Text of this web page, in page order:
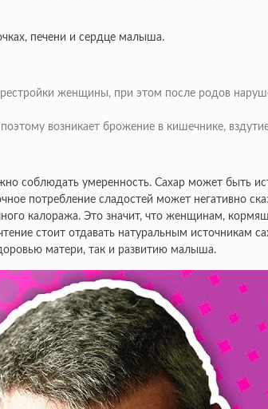
печени и сердце малыша.
женщины, при этом после родов
возникает брожение в кишечнике,
соблюдать умеренность. Сахар может быть
потребление сладостей может негативно
калоража. Это значит, что женщинам,
стоит отдавать натуральным источникам
матери, так и развитию малыша.